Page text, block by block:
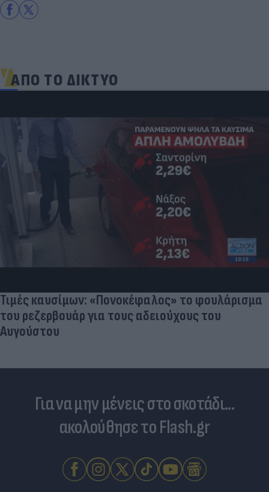
ΑΠΟ ΤΟ ΔΙΚΤΥΟ
Τιμές καυσίμων: «Πονοκέφαλος» το φουλάρισμα
του ρεζερβουάρ για τους αδειούχους του
Αυγούστου
Για να μην μένεις στο σκοτάδι...
ακολούθησε το Flash.gr